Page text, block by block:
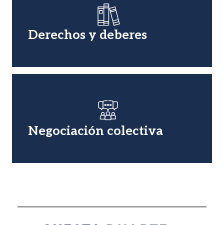
Derechos y deberes
Negociación colectiva